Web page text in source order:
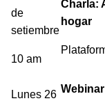
de
setiembre
10 am
Charla:
hogar
Lunes 26